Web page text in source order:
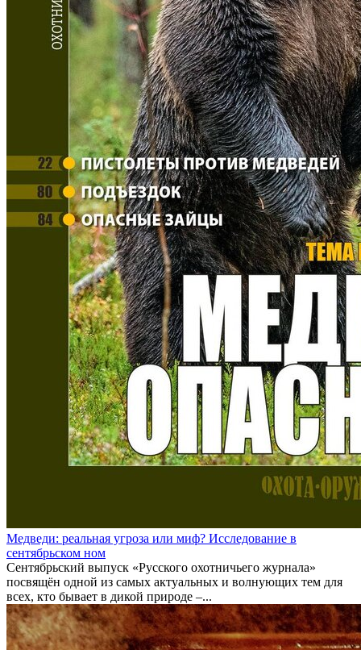
Медведи: реальная угроза или миф? Исследование в
сентябрьском ном
Сентябрьский выпуск «Русского охотничьего журнала»
посвящён одной из самых актуальных и волнующих тем для
всех, кто бывает в дикой природе –...